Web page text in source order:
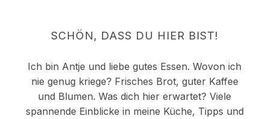
SCHÖN, DASS DU HIER BIST!
Ich bin Antje und liebe gutes Essen. Wovon ich
nie genug kriege? Frisches Brot, guter Kaffee
und Blumen. Was dich hier erwartet? Viele
spannende Einblicke in meine Küche, Tipps und